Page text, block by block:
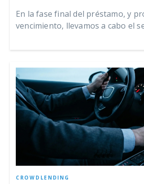
En la fase final del préstamo, y
vencimiento, llevamos a cabo el
CROWDLENDING